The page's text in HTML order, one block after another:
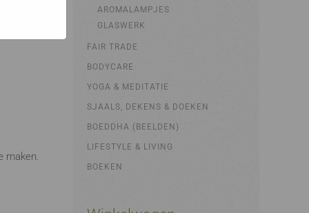
maken.
AROMALAMPJES
GLASWERK
FAIR TRADE
BODYCARE
YOGA & MEDITATIE
SJAALS, DEKENS & DOEKEN
BOEDDHA (BEELDEN)
LIFESTYLE & LIVING
BOEKEN